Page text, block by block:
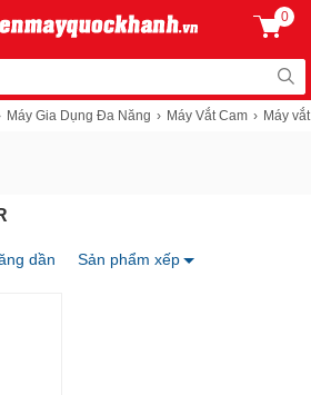
0
Máy Gia Dụng Đa Năng Máy Vắt Cam Máy
dần Sản phẩm xếp